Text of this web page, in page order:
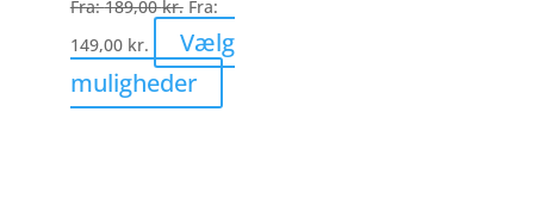
Fra:189,00kr. Fra:
149,00 kr.
Vælg
muligheder
vare